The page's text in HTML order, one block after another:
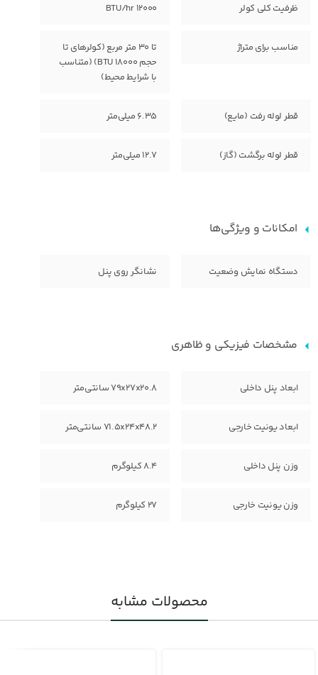
ظرفیت کلی کولر 12000 BTU/hr
مناسب برای متراژ
تا ۳۰ متر مربع (کولرهای تا
حجم ۱۸۰۰۰ BTU) (متناسب
با شرایط محیط)
قطر لوله رفت (مایع) 6.35 میلی‌متر
قطر لوله برگشت (گاز) 12.7 میلی‌متر
امکانات و ویژگی‌ها
دستگاه نمایش وضعیت نشانگر روی پنل
مشخصات فیزیکی و ظاهری
ابعاد پنل داخلی 79x27x20.8 سانتی‌متر
ابعاد یونیت خارجی 71.5x24x48.2 سانتی‌متر
وزن پنل داخلی 8.4 کیلوگرم
وزن یونیت خارجی 27 کیلوگرم
محصولات مشابه